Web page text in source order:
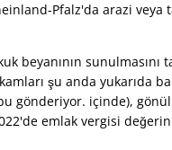
Pfalz'da arazi veya
beyanının
şu anda yukarıda
gönderiyor. içinde),
emlak vergisi